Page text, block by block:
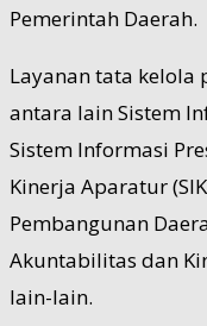
Pemerintah Daerah.
Layanan tata kelola
antara lain Sistem
Sistem Informasi
Kinerja Aparatur
Pembangunan
Akuntabilitas dan
lain-lain.